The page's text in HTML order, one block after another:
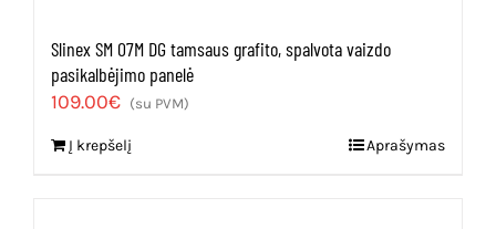
Slinex SM 07M DG tamsaus grafito, spalvota vaizdo
pasikalbėjimo panelė
109.00€ (su PVM)
Į krepšelį Aprašymas